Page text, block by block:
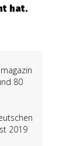
hat.
80
2019